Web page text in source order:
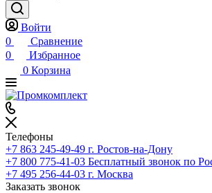
Войти
0
Сравнение
0
Избранное
0 Корзина
Телефоны
+7 863 245-49-49 г. Ростов-на-Дону
+7 800 775-41-03 Бесплатный звонок по
+7 495 256-44-03 г. Москва
Заказать звонок